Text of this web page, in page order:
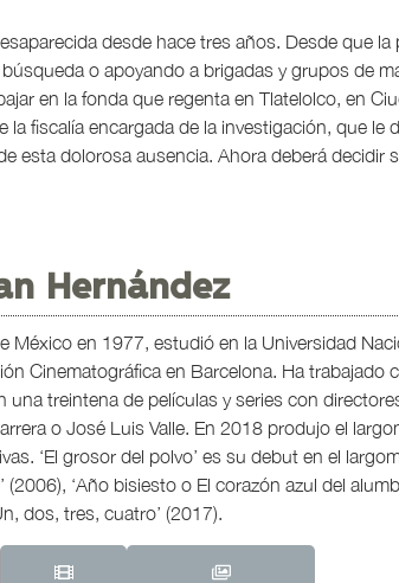
desde hace tres años. Desde que
o apoyando a brigadas y grupos de
en la fonda que regenta en Tlatelolco, en
la fiscalía encargada de la investigación, que le
esta dolorosa ausencia. Ahora deberá decidir
Hernández
México en 1977, estudió en la Universidad
Cinematográfica en Barcelona. Ha
una treintena de películas y series con
o José Luis Valle. En 2018 produjo el
‘El grosor del polvo’ es su debut en el
(2006), ‘Año bisiesto o El corazón azul del
dos, tres, cuatro’ (2017).